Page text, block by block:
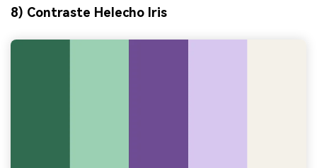
8) Contraste Helecho Iris